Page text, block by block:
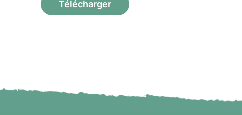
Télécharger